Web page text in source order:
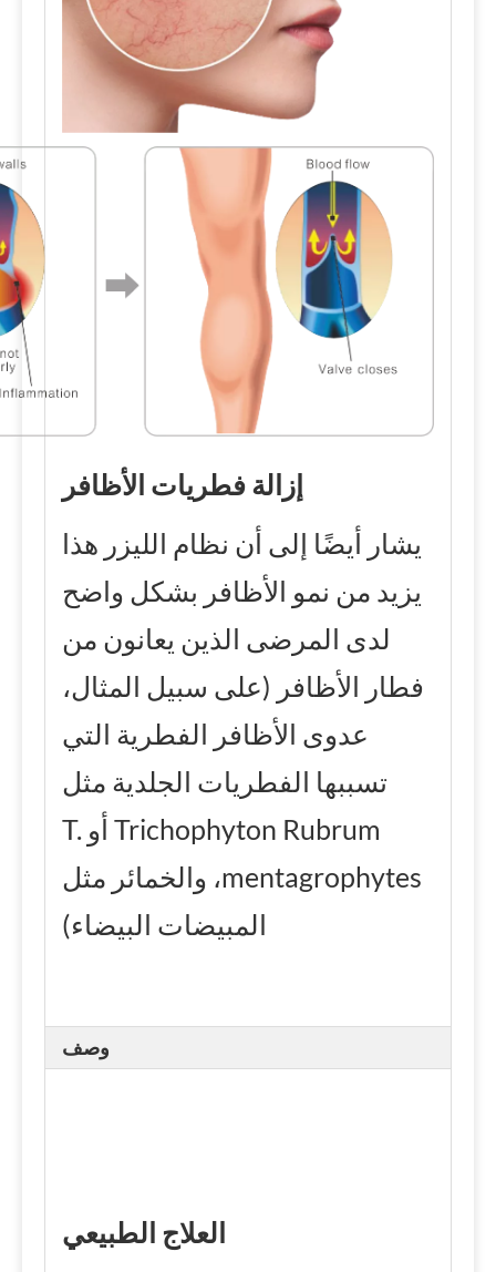
إزالة فطريات الأظافر
يشار أيضًا إلى أن نظام الليزر هذا
يزيد من نمو الأظافر بشكل واضح
لدى المرضى الذين يعانون من
فطار الأظافر (على سبيل المثال،
عدوى الأظافر الفطرية التي
تسببها الفطريات الجلدية مثل
Trichophyton Rubrum أو T.
mentagrophytes، والخمائر مثل
المبيضات البيضاء)
وصف
العلاج الطبيعي